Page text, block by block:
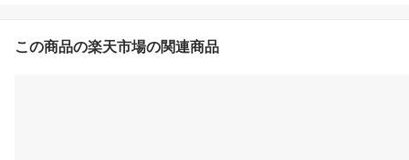
この商品の楽天市場の関連商品